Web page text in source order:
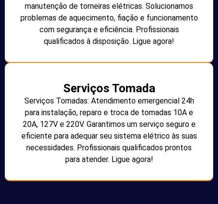
manutenção de torneiras elétricas. Solucionamos
problemas de aquecimento, fiação e funcionamento
com segurança e eficiência. Profissionais
qualificados à disposição. Ligue agora!
Serviços Tomada
Serviços Tomadas: Atendimento emergencial 24h
para instalação, reparo e troca de tomadas 10A e
20A, 127V e 220V. Garantimos um serviço seguro e
eficiente para adequar seu sistema elétrico às suas
necessidades. Profissionais qualificados prontos
para atender. Ligue agora!